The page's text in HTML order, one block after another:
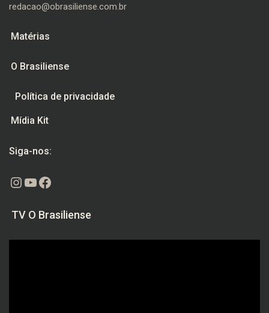
redacao@obrasiliense.com.br
Matérias
O Brasiliense
Política de privacidade
Mídia Kit
Siga-nos:
Instagram
Youtube
Facebook
TV O Brasiliense